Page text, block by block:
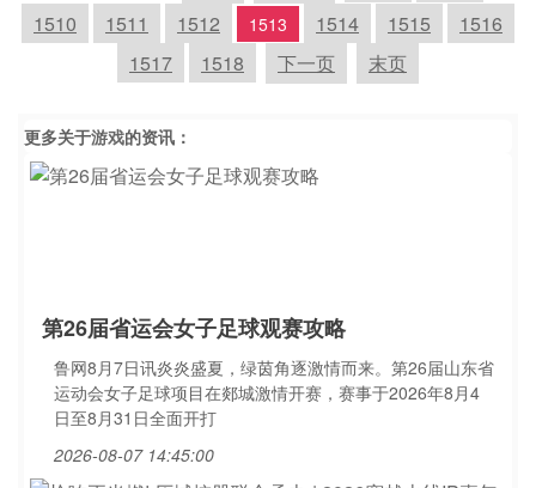
1510
1511 1512 1513 1514 1515
1516
1517
1518 下一页 末页
更多关于游戏的资讯：
第26届省运会女子足球观赛攻略
鲁网8月7日讯炎炎盛夏，绿茵角逐激情而来。第26届山东省
运动会女子足球项目在郯城激情开赛，赛事于2026年8月4
日至8月31日全面开打
2026-08-07 14:45:00